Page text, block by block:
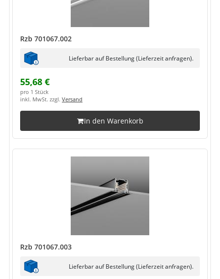
Rzb 701067.002
Lieferbar auf Bestellung (Lieferzeit anfragen).
55,68 €
pro 1 Stück
inkl. MwSt. zzgl. Versand
In den Warenkorb
Rzb 701067.003
Lieferbar auf Bestellung (Lieferzeit anfragen).